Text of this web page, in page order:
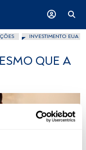
INVESTIMENTO EUA
QUE A